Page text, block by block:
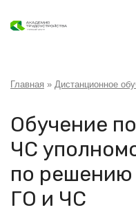
основному
Строка
Главная Дистанционное
Обучение
ЧС
по решению
ГО и ЧС